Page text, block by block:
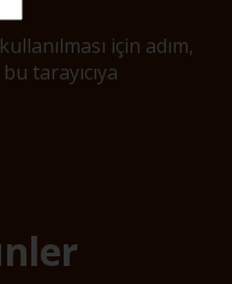
için adım,
tarayıcıya